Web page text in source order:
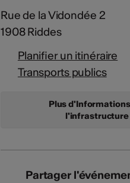
Rue de la Vidondée 2
1908 Riddes
Planifier un itinéraire
Transports publics
Plus
l'infrastructure
Partager